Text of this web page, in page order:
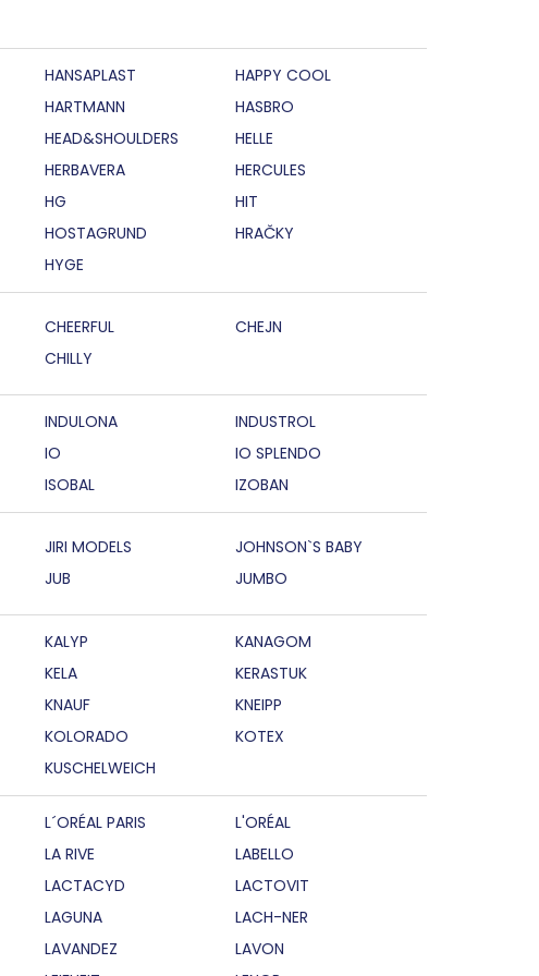
HANSAPLAST
HAPPY COOL
HARTMANN
HASBRO
HEAD&SHOULDERS
HELLE
HERBAVERA
HERCULES
HG
HIT
HOSTAGRUND
HRAČKY
HYGE
CHEERFUL
CHEJN
CHILLY
INDULONA
INDUSTROL
IO
IO SPLENDO
ISOBAL IZOBAN
JIRI MODELS
JOHNSON`S BABY
JUB JUMBO
KALYP
KANAGOM
KELA
KERASTUK
KNAUF
KNEIPP
KOLORADO
KOTEX
KUSCHELWEICH
L´ORÉAL PARIS
L'ORÉAL
LA RIVE
LABELLO
LACTACYD
LACTOVIT
LAGUNA
LACH-NER
LAVANDEZ
LAVON